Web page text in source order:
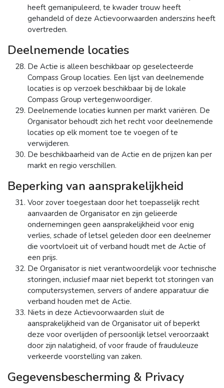
heeft gemanipuleerd, te kwader trouw heeft
gehandeld of deze Actievoorwaarden anderszins heeft
overtreden.
Deelnemende locaties
De Actie is alleen beschikbaar op geselecteerde
Compass Group locaties. Een lijst van deelnemende
locaties is op verzoek beschikbaar bij de lokale
Compass Group vertegenwoordiger.
Deelnemende locaties kunnen per markt variëren. De
Organisator behoudt zich het recht voor deelnemende
locaties op elk moment toe te voegen of te
verwijderen.
De beschikbaarheid van de Actie en de prijzen kan per
markt en regio verschillen.
Beperking van aansprakelijkheid
Voor zover toegestaan door het toepasselijk recht
aanvaarden de Organisator en zijn gelieerde
ondernemingen geen aansprakelijkheid voor enig
verlies, schade of letsel geleden door een deelnemer
die voortvloeit uit of verband houdt met de Actie of
een prijs.
De Organisator is niet verantwoordelijk voor technische
storingen, inclusief maar niet beperkt tot storingen van
computersystemen, servers of andere apparatuur die
verband houden met de Actie.
Niets in deze Actievoorwaarden sluit de
aansprakelijkheid van de Organisator uit of beperkt
deze voor overlijden of persoonlijk letsel veroorzaakt
door zijn nalatigheid, of voor fraude of frauduleuze
verkeerde voorstelling van zaken.
Gegevensbescherming & Privacy